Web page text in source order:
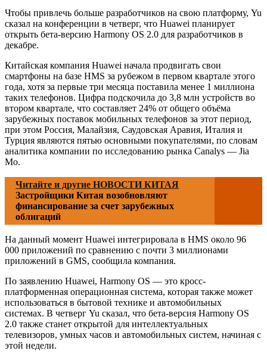
Чтобы привлечь больше разработчиков на свою платформу, Yu
сказал на конференции в четверг, что Huawei планирует
открыть бета-версию Harmony OS 2.0 для разработчиков в
декабре.
Китайская компания Huawei начала продвигать свои
смартфоны на базе HMS за рубежом в первом квартале этого
года, хотя за первые три месяца поставила менее 1 миллиона
таких телефонов. Цифра подскочила до 3,8 млн устройств во
втором квартале, что составляет 24% от общего объёма
зарубежных поставок мобильных телефонов за этот период,
при этом Россия, Малайзия, Саудовская Аравия, Италия и
Турция являются пятью основными покупателями, по словам
аналитика компании по исследованию рынка Canalys — Jia
Mo.
Читайте и другие НОВОСТИ КИТАЯ
Застройщики Китая возобновляют
финансирование за счет зарубежных
облигаций
На данный момент Huawei интегрировала в HMS около 96
000 приложений по сравнению с почти 3 миллионами
приложений в GMS, сообщила компания.
По заявлению Huawei, Harmony OS — это кросс-
платформенная операционная система, которая также может
использоваться в бытовой технике и автомобильных
системах. В четверг Yu сказал, что бета-версия Harmony OS
2.0 также станет открытой для интеллектуальных
телевизоров, умных часов и автомобильных систем, начиная с
этой недели.